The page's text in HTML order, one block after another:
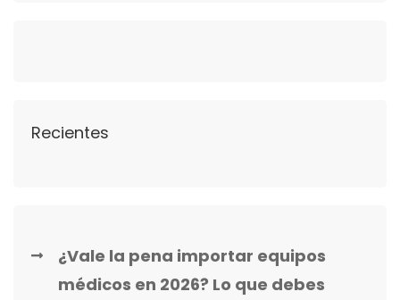
Recientes
¿Vale la pena importar equipos
médicos en 2026? Lo que debes